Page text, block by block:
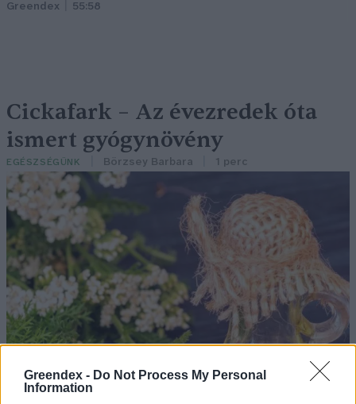
Greendex - Do Not Process My Personal
Information
Greendex 55:58
Cickafark – Az évezredek óta
ismert gyógynövény
EGÉSZSÉGÜNK Börzsey Barbara 1 perc